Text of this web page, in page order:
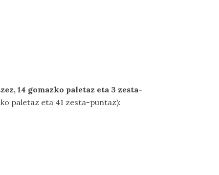
14 gomazko paletaz eta 3 zesta-
paletaz eta 41 zesta-puntaz):